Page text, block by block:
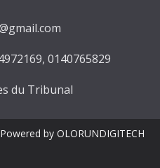
0140765829
du Tribunal
by OLORUNDIGITECH